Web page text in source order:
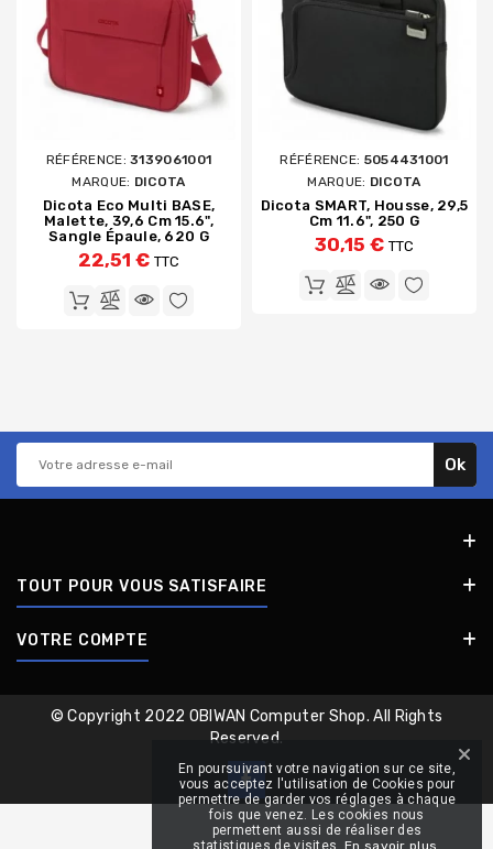
RÉFÉRENCE:3139061001
MARQUE: DICOTA
Dicota Eco Multi BASE,
Malette, 39,6 Cm 15.6",
Sangle Épaule, 620 G
22,51 € TTC
RÉFÉRENCE: 5054431001
MARQUE: DICOTA
Dicota SMART, Housse, 29,5
Cm 11.6", 250 G
30,15 € TTC
TOUT POUR VOUS SATISFAIRE
VOTRE COMPTE
© Copyright 2022 OBIWAN Computer Shop. All Rights
Reserved.
En poursuivant votre navigation sur ce site,
vous acceptez l'utilisation de Cookies pour
permettre de garder vos réglages à chaque
fois que venez. Les cookies nous
permettent aussi de réaliser des
statistiques de visites. En savoir plus.